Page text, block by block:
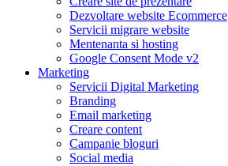
Dezvoltare website Ecommerce
Servicii migrare website
Mentenanta si hosting
Google Consent Mode v2
Marketing
Servicii Digital Marketing
Branding
Email marketing
Creare content
Campanie bloguri
Social media